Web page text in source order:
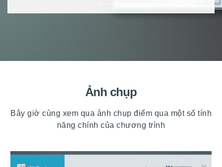
Ảnh chụp
Bây giờ cùng xem qua ảnh chụp điểm qua một số tính
năng chính của chương trình